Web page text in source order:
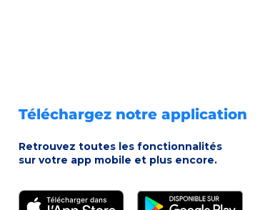
Téléchargez notre application
Retrouvez toutes les fonctionnalités
sur votre app mobile et plus encore.